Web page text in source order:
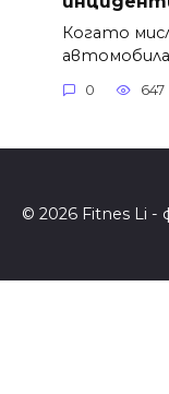
Когато
0 647
© 2026 Fitnes Li